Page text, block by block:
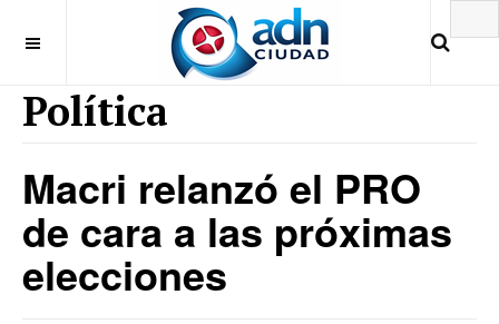
Política
Macri relanzó el PRO
de cara a las próximas
elecciones